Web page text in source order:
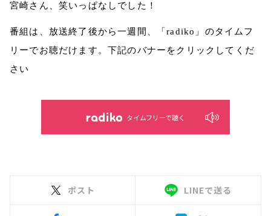
宮崎さん、笑いっぱなしでした！
番組は、放送終了後から一週間、「radiko」のタイムフ
リーでお聴だけます。下記のバナーをクリックしてくだ
さい
タイムフリーで聴く
ポスト LINEで送る